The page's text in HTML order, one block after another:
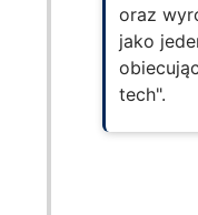
oraz
jako
tech".